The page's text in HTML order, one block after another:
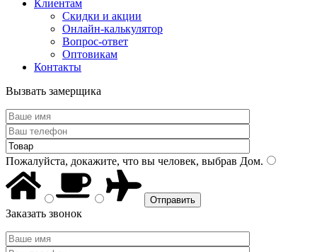
Клиентам
Скидки и акции
Онлайн-калькулятор
Вопрос-ответ
Оптовикам
Контакты
Вызвать замерщика
Пожалуйста, докажите, что вы человек, выбрав Дом.
Заказать звонок